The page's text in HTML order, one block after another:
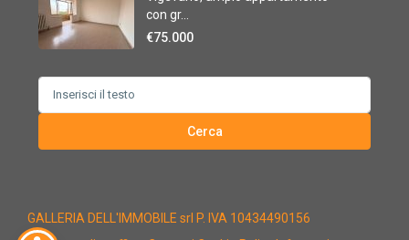
con gr...
€75.000
for:
Cerca
GALLERIA DELL'IMMOBILE srl P. IVA 10434490156